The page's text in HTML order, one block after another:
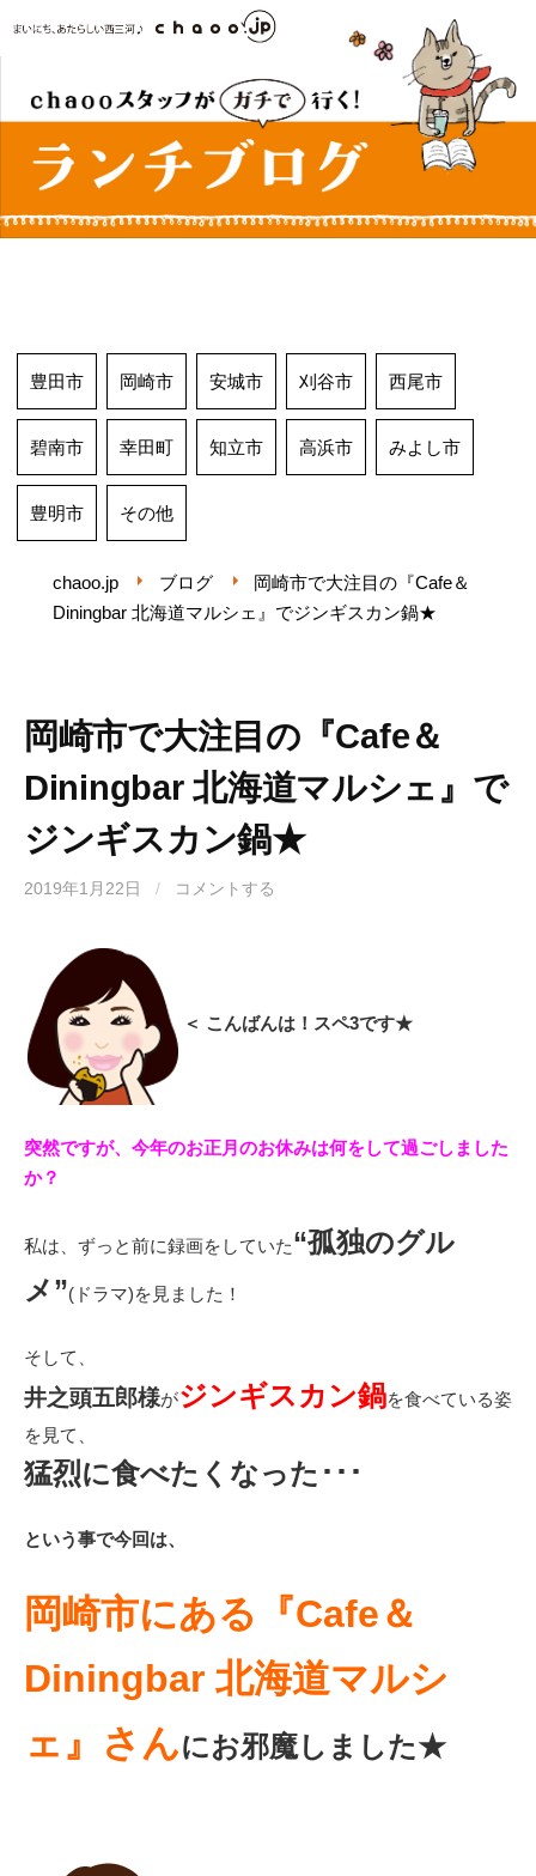
キ
豊田市 岡崎市 安城市 刈谷市 西尾市
碧南市 幸田町 知立市 高浜市 みよし市
豊明市 その他
chaoo.jp ブログ
岡崎市で大注目の『Cafe＆
Diningbar 北海道マルシェ』でジンギスカン鍋★
岡崎市で大注目の『Cafe＆
Diningbar 北海道マルシェ』で
ジンギスカン鍋★
2019年1月22日 / コメントする
＜ こんばんは！スペ3です★
突然ですが、今年のお正月のお休みは何をして過ごしました
か？
私は、ずっと前に録画をしていた“孤独のグル
メ”(ドラマ)を見ました！
そして、
井之頭五郎様がジンギスカン鍋を食べている姿
を見て、
猛烈に食べたくなった･･･
という事で今回は、
岡崎市にある『Cafe＆
Diningbar 北海道マルシ
ェ』さんにお邪魔しました★